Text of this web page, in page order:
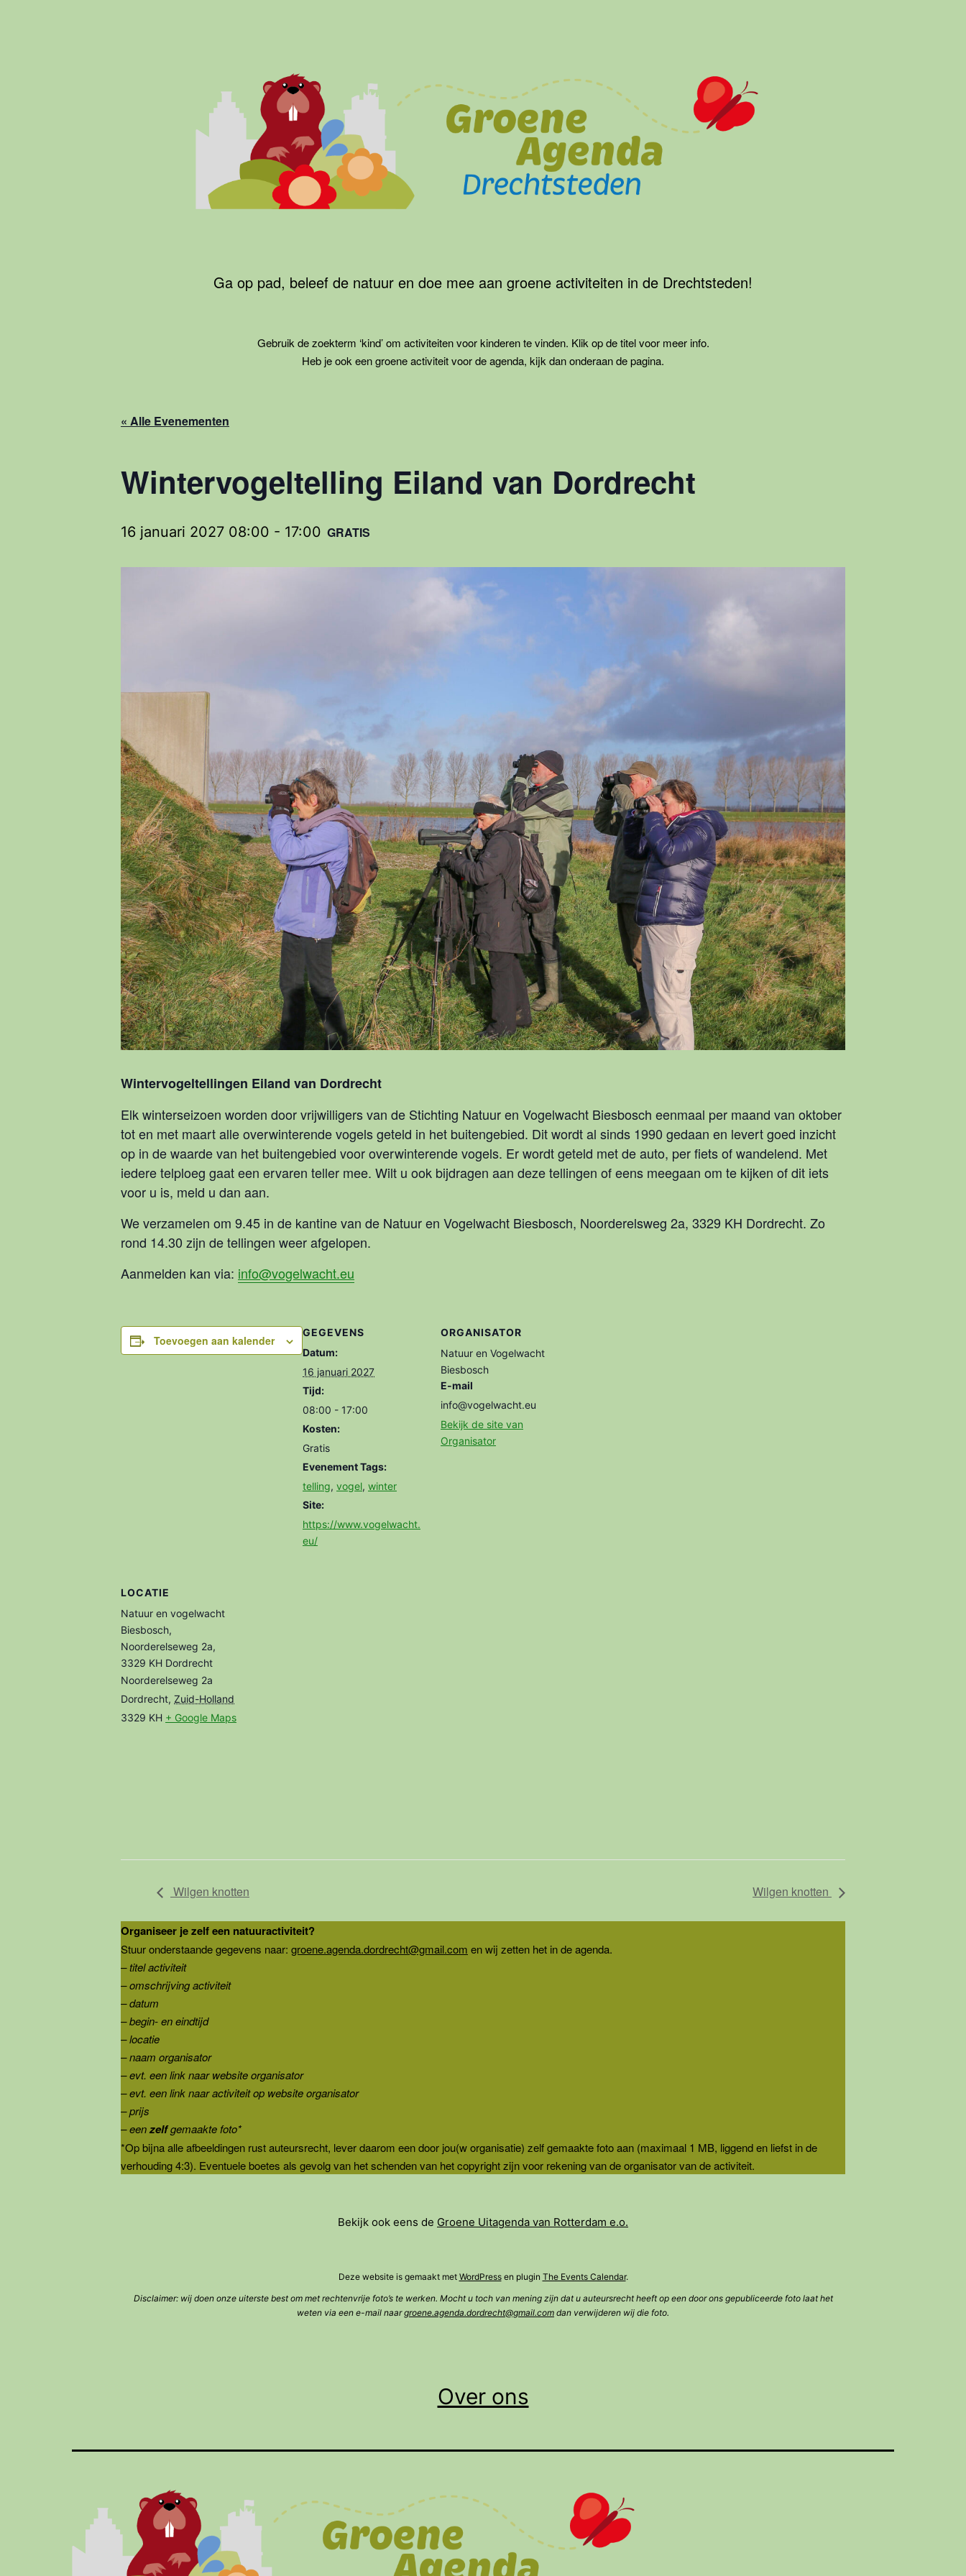
Ga op pad, beleef de natuur en doe mee aan groene activiteiten in de Drechtsteden!
Gebruik de zoekterm ‘kind’ om activiteiten voor kinderen te vinden. Klik op de titel voor meer info.
Heb je ook een groene activiteit voor de agenda, kijk dan onderaan de pagina.
« Alle Evenementen
Wintervogeltelling Eiland van Dordrecht
16 januari 2027 08:00 - 17:00 GRATIS
Wintervogeltellingen Eiland van Dordrecht
Elk winterseizoen worden door vrijwilligers van de Stichting Natuur en Vogelwacht Biesbosch eenmaal per maand van oktober
tot en met maart alle overwinterende vogels geteld in het buitengebied. Dit wordt al sinds 1990 gedaan en levert goed inzicht
op in de waarde van het buitengebied voor overwinterende vogels. Er wordt geteld met de auto, per fiets of wandelend. Met
iedere telploeg gaat een ervaren teller mee. Wilt u ook bijdragen aan deze tellingen of eens meegaan om te kijken of dit iets
voor u is, meld u dan aan.
We verzamelen om 9.45 in de kantine van de Natuur en Vogelwacht Biesbosch, Noorderelsweg 2a, 3329 KH Dordrecht. Zo
rond 14.30 zijn de tellingen weer afgelopen.
Aanmelden kan via: info@vogelwacht.eu
Toevoegen aan kalender
GEGEVENS
Datum:
16 januari 2027
Tijd:
08:00 - 17:00
Kosten:
Gratis
Evenement Tags:
telling, vogel, winter
Site:
https://www.vogelwacht.
eu/
ORGANISATOR
Natuur en Vogelwacht
Biesbosch
E-mail
info@vogelwacht.eu
Bekijk de site van
Organisator
LOCATIE
Natuur en vogelwacht
Biesbosch,
Noorderelseweg 2a,
3329 KH Dordrecht
Noorderelseweg 2a
Dordrecht, Zuid-Holland
3329 KH + Google Maps
Wilgen knotten Wilgen knotten
Organiseer je zelf een natuuractiviteit?
Stuur onderstaande gegevens naar: groene.agenda.dordrecht@gmail.com en wij zetten het in de agenda.
– titel activiteit
– omschrijving activiteit
– datum
– begin- en eindtijd
– locatie
– naam organisator
– evt. een link naar website organisator
– evt. een link naar activiteit op website organisator
– prijs
– eenzelfgemaakte foto*
*Op bijna alle afbeeldingen rust auteursrecht, lever daarom een door jou(w organisatie) zelf gemaakte foto aan (maximaal 1 MB, liggend en liefst in de
verhouding 4:3). Eventuele boetes als gevolg van het schenden van het copyright zijn voor rekening van de organisator van de activiteit.
Bekijk ook eens de Groene Uitagenda van Rotterdam e.o.
Deze website is gemaakt met WordPressen plugin The Events Calendar.
Disclaimer: wij doen onze uiterste best om met rechtenvrije foto’s te werken. Mocht u toch van mening zijn dat u auteursrecht heeft op een door ons gepubliceerde foto laat het
weten via een e-mail naargroene.agenda.dordrecht@gmail.com dan verwijderen wij die foto.
Over ons